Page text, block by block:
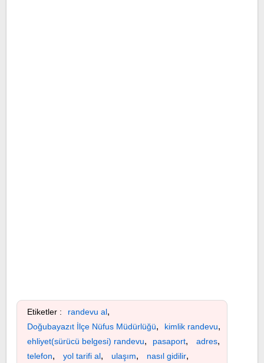
Etiketler : randevu al,
Doğubayazıt İlçe Nüfus Müdürlüğü, kimlik randevu,
ehliyet(sürücü belgesi) randevu, pasaport, adres,
telefon, yol tarifi al, ulaşım, nasıl gidilir,